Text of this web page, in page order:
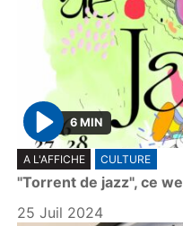
P
l
a
y
6 MIN
A L'AFFICHE CULTURE
"Torrent de jazz", ce
25 Juil 2024